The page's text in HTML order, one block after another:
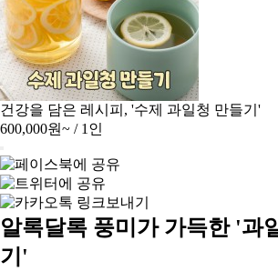
건강을 담은 레시피, '수제 과일청 만들기'
600,000원~ / 1인
알록달록 풍미가 가득한 '과
기'